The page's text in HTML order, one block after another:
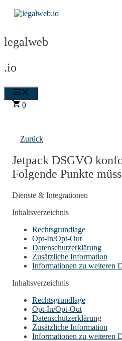
Zum
Inhalt
legalweb
.io
0
Zurück
Jetpack DSGVO
Folgende Punkte
Dienste & Integrationen
Inhaltsverzeichnis
Rechtsgrundlage
Opt-In/Opt-Out
Datenschutzerklärung
Zusätzliche Information
Informationen zu weiteren
Inhaltsverzeichnis
Rechtsgrundlage
Opt-In/Opt-Out
Datenschutzerklärung
Zusätzliche Information
Informationen zu weiteren